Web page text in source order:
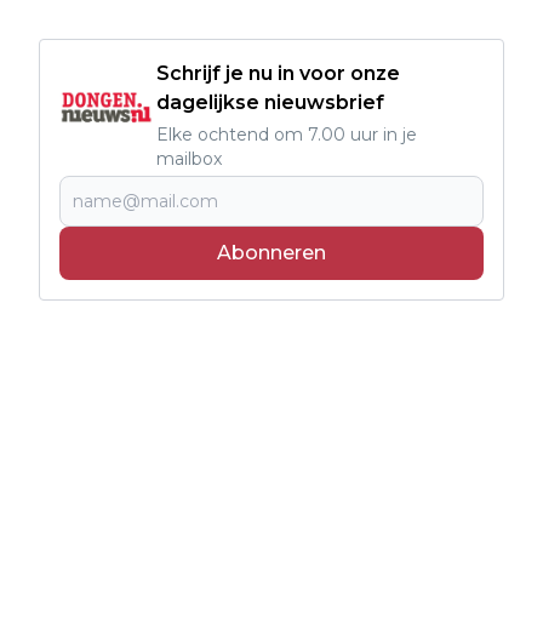
Schrijf je nu in voor onze
dagelijkse nieuwsbrief
Elke ochtend om 7.00 uur in je
mailbox
Abonneren